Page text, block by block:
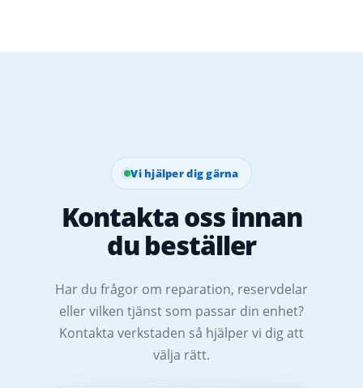
Vi hjälper dig gärna
Kontakta oss innan
du beställer
Har du frågor om reparation, reservdelar
eller vilken tjänst som passar din enhet?
Kontakta verkstaden så hjälper vi dig att
välja rätt.